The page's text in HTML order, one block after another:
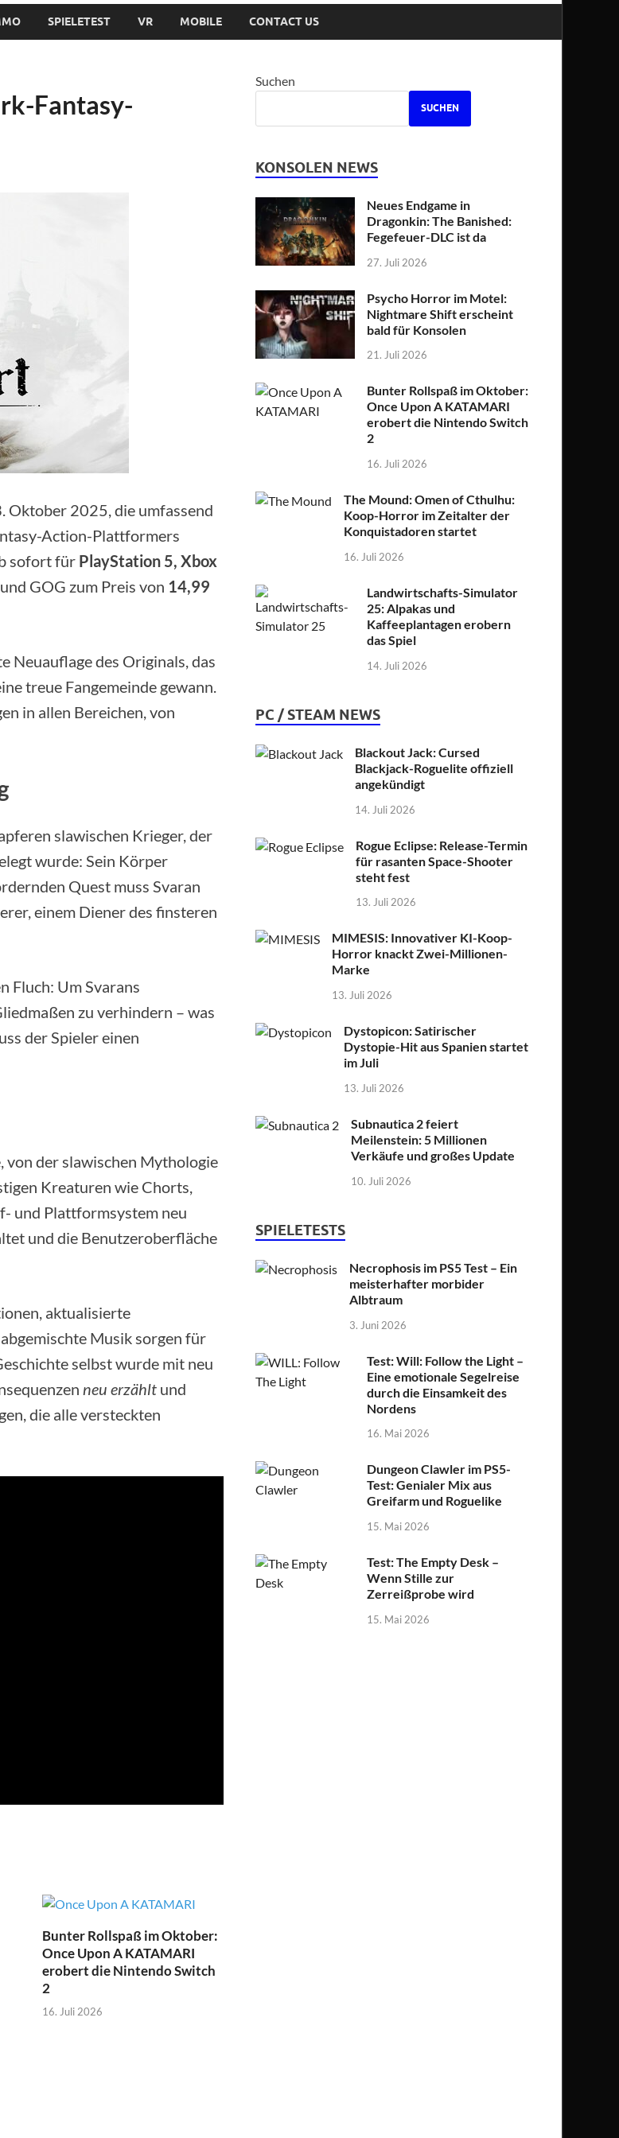
SPIELETEST VR MOBILE CONTACT US
Fantasy-
Oktober 2025, die umfassend
Action-Plattformers
sofort für PlayStation 5, Xbox
GOG zum Preis von 14,99
Neuauflage des Originals, das
treue Fangemeinde gewann.
in allen Bereichen, von
slawischen Krieger, der
wurde: Sein Körper
Quest muss Svaran
einem Diener des finsteren
Fluch: Um Svarans
zu verhindern – was
der Spieler einen
von der slawischen Mythologie
Kreaturen wie Chorts,
und Plattformsystem neu
und die Benutzeroberfläche
aktualisierte
Musik sorgen für
selbst wurde mit neu
neu erzählt und
die alle versteckten
Bunter Rollspaß im Oktober:
Once Upon A KATAMARI
erobert die Nintendo Switch
2
16. Juli 2026
Suchen
SUCHEN
KONSOLEN NEWS
Neues Endgame in
Dragonkin: The Banished:
Fegefeuer-DLC ist da
27. Juli 2026
Psycho Horror im Motel:
Nightmare Shift erscheint
bald für Konsolen
21. Juli 2026
Bunter Rollspaß im Oktober:
Once Upon A KATAMARI
erobert die Nintendo Switch
2
16. Juli 2026
The Mound: Omen of Cthulhu:
Koop-Horror im Zeitalter der
Konquistadoren startet
16. Juli 2026
Landwirtschafts-Simulator
25: Alpakas und
Kaffeeplantagen erobern
das Spiel
14. Juli 2026
PC / STEAM NEWS
Blackout Jack: Cursed
Blackjack-Roguelite offiziell
angekündigt
14. Juli 2026
Rogue Eclipse: Release-Termin
für rasanten Space-Shooter
steht fest
13. Juli 2026
MIMESIS: Innovativer KI-Koop-
Horror knackt Zwei-Millionen-
Marke
13. Juli 2026
Dystopicon: Satirischer
Dystopie-Hit aus Spanien startet
im Juli
13. Juli 2026
Subnautica 2 feiert
Meilenstein: 5 Millionen
Verkäufe und großes Update
10. Juli 2026
SPIELETESTS
Necrophosis im PS5 Test – Ein
meisterhafter morbider
Albtraum
3. Juni 2026
Test: Will: Follow the Light –
Eine emotionale Segelreise
durch die Einsamkeit des
Nordens
16. Mai 2026
Dungeon Clawler im PS5-
Test: Genialer Mix aus
Greifarm und Roguelike
15. Mai 2026
Test: The Empty Desk –
Wenn Stille zur
Zerreißprobe wird
15. Mai 2026